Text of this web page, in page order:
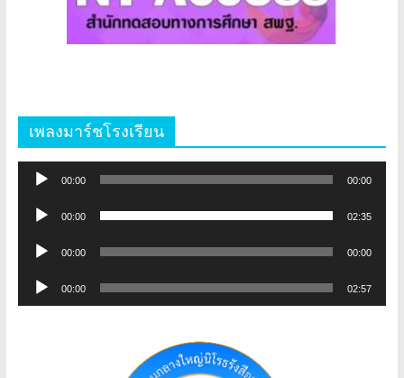
เพลงมาร์ชโรงเรียน
เล่น
ไฟล์
00:00 00:00
เล่น
ไฟล์
00:00 02:35
เล่น
ไฟล์
เสียง
00:00 00:00
เล่น
00:00 02:57